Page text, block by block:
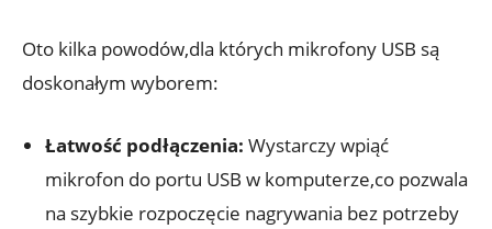
Oto kilka powodów,dla których mikrofony USB są
doskonałym wyborem:
Łatwość podłączenia: Wystarczy wpiąć
mikrofon do portu USB w komputerze,co pozwala
na szybkie rozpoczęcie nagrywania bez potrzeby